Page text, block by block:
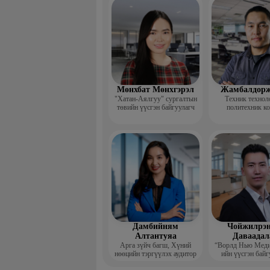
үндсэн
Мөнхбат Мөнхгэрэл
"Хатан-Аялгуу" сургалтын
төвийн үүсгэн байгуулагч
Техник
политехник
Дамбийням
Алтантуяа
Арга зүйч багш, Хүний
нөөцийн тэргүүлэх аудитор
“Ворлд Нью
ийн үүсгэн